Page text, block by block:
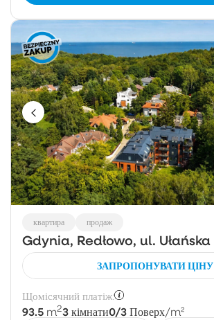
квартира продаж
Gdynia, Redłowo, ul. Ułańska
ЗАПРОПОНУВАТИ ЦІНУ
Щомісячний платіж:
93.5 m23 кімнати0/3 Поверх/m²